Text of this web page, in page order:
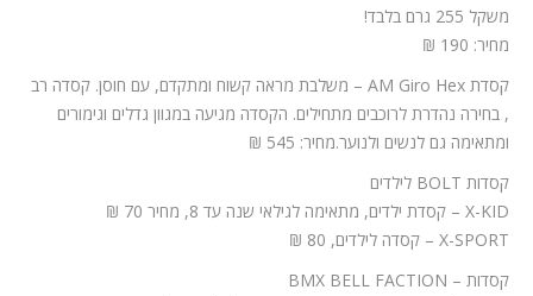
משקל 255 גרם בלבד!
מחיר: 190 ₪
קסדת AM Giro Hex – משלבת מראה קשוח ומתקדם, עם חוסן. קסדה רב
, בחירה נהדרת לרוכבים מתחילים. הקסדה מגיעה במגוון גדלים וגימורים
ומתאימה גם לנשים ולנוער.מחיר: 545 ₪
קסדות BOLT לילדים
X-KID – קסדת ילדים, מתאימה לגילאי שנה עד 8, מחיר 70 ₪
X-SPORT – קסדה לילדים, 80 ₪
קסדות – BMX BELL FACTION